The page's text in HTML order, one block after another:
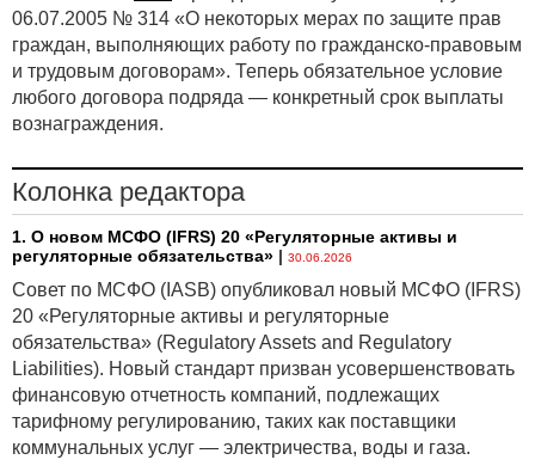
06.07.2005 № 314 «О некоторых мерах по защите прав
граждан, выполняющих работу по гражданско-правовым
и трудовым договорам». Теперь обязательное условие
любого договора подряда — конкретный срок выплаты
вознаграждения.
Колонка редактора
1. О новом МСФО (IFRS) 20 «Регуляторные активы и
регуляторные обязательства» | 30.06.2026
Совет по МСФО (IASB) опубликовал новый МСФО (IFRS)
20 «Регуляторные активы и регуляторные
обязательства» (Regulatory Assets and Regulatory
Liabilities). Новый стандарт призван усовершенствовать
финансовую отчетность компаний, подлежащих
тарифному регулированию, таких как поставщики
коммунальных услуг — электричества, воды и газа.